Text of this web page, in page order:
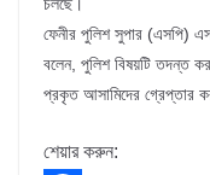
ফেনীর পুলিশ সুপার (এসপি)
বলেন, পুলিশ বিষয়টি তদন্ত
প্রকৃত আসামিদের গ্রেপ্তার
শেয়ার করুন: